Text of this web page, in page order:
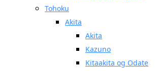
Tohoku
Akita
Akita
Kazuno
Kitaakita og Odate